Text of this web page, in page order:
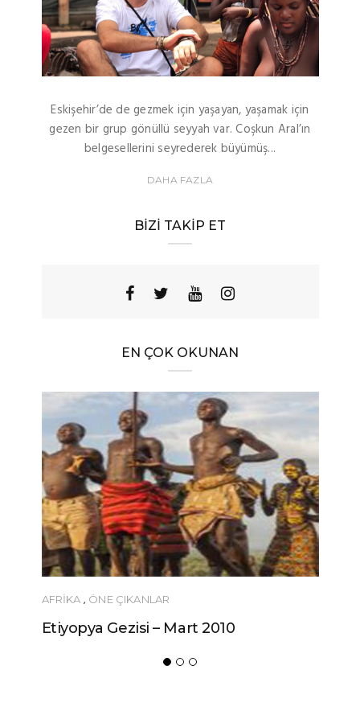
Eskişehir’de de gezmek için yaşayan, yaşamak için
gezen bir grup gönüllü seyyah var. Coşkun Aral’ın
belgesellerini seyrederek büyümüş...
DAHA FAZLA
BIZI TAKIP ET
EN ÇOK OKUNAN
AFRIKA , ÖNE ÇIKANLAR
Etiyopya Gezisi – Mart 2010